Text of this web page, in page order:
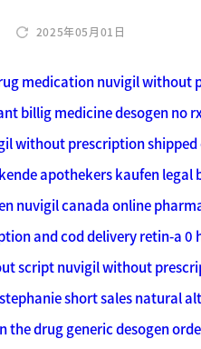
2025年05月01日
medicationnuvigil without
billig medicine desogen no
without prescription
apothekers kaufen legal
nuvigil canada online
and cod delivery retin-a 0
scriptnuvigil without
short salesnatural
the drug generic desogen